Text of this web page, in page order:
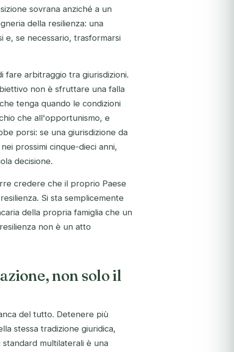
sovrana anziché a un
della resilienza: una
e, se necessario, trasformarsi
fare arbitraggio tra giurisdizioni.
non è sfruttare una falla
tenga quando le condizioni
che all'opportunismo, e
porsi: se una giurisdizione da
prossimi cinque-dieci anni,
decisione.
credere che il proprio Paese
Si sta semplicemente
della propria famiglia che un
non è un atto
non solo il
del tutto. Detenere più
stessa tradizione giuridica,
multilaterali è una